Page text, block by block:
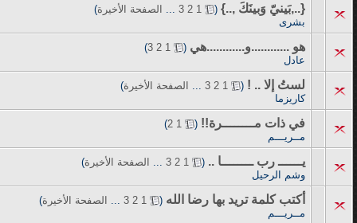
{..,بَينيّ وَبينَكَ ,..} (
1
2
3 الصفحة الأخيرة)
بشرى
هو ............و............هي (
1
2
3
)
عادل
لستُ إلا .. ! (
1
2
3 الصفحة الأخيرة)
كاريزما
في ذات مــــــــرة!! (
1
2
)
مــريـــم
يــــــ رب ــــــــا .. (
1
2
3 الصفحة الأخيرة)
وشم الرحيل
أكتب كلمة تريد بها رضا الله (
1
2
3 الصفحة الأخيرة)
مــريـــم